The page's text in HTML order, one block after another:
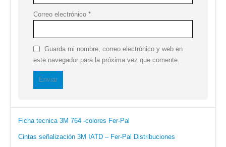
Correo electrónico *
Guarda mi nombre, correo electrónico y web en
este navegador para la próxima vez que comente.
Ficha tecnica 3M 764 -colores Fer-Pal
Cintas señalización 3M IATD – Fer-Pal Distribuciones